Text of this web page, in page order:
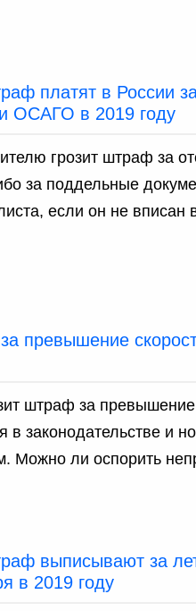
платят в России
ОСАГО в 2019 году
грозит штраф за
за поддельные
если он не вписан
превышение
штраф за
в законодательстве и
Можно ли оспорить
выписывают за
в 2019 году